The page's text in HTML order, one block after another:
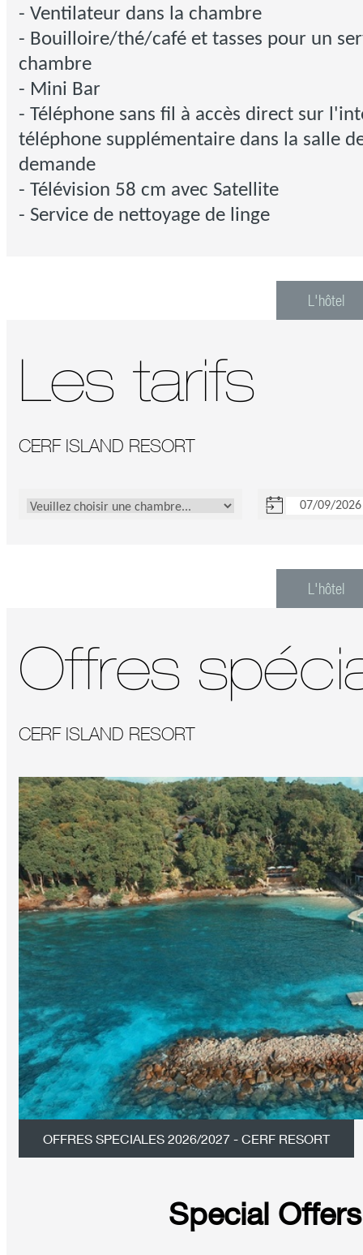
- Ventilateur dans la chambre
- Bouilloire/thé/café et tasses pour un
chambre
- Mini Bar
- Téléphone sans fil à accès direct sur
téléphone supplémentaire dans la salle
demande
- Télévision 58 cm avec Satellite
- Service de nettoyage de linge
L'hôtel
Les tarifs
CERF ISLAND RESORT
L'hôtel
Offres
CERF ISLAND RESORT
OFFRES SPECIALES 2026/2027 - CERF RESORT
Special Offers